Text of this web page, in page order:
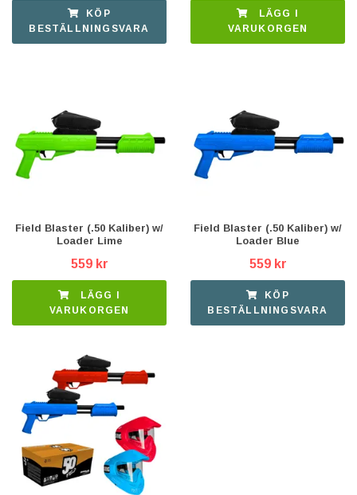
KÖP
BESTÄLLNINGSVARA
VARUKORGEN
Field Blaster (.50 Kaliber) w/
Loader Lime
559 kr
VARUKORGEN
Field Blaster (.50 Kaliber) w/
Loader Blue
559 kr
KÖP
BESTÄLLNINGSVARA